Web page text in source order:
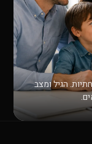
הגיל ומצב